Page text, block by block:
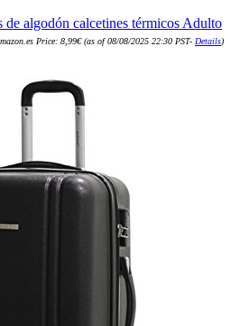
algodón calcetines térmicos Adulto
Price: 8,99€(as of 08/08/2025 22:30 PST- Details)